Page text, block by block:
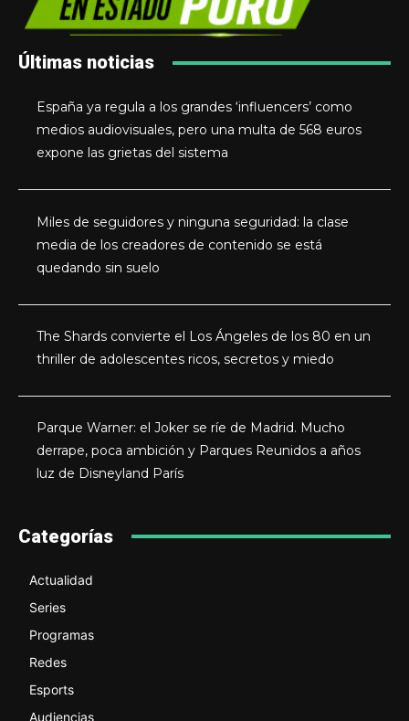
Últimas noticias
España ya regula a los grandes ‘influencers’ como
medios audiovisuales, pero una multa de 568 euros
expone las grietas del sistema
Miles de seguidores y ninguna seguridad: la clase
media de los creadores de contenido se está
quedando sin suelo
The Shards convierte el Los Ángeles de los 80 en un
thriller de adolescentes ricos, secretos y miedo
Parque Warner: el Joker se ríe de Madrid. Mucho
derrape, poca ambición y Parques Reunidos a años
luz de Disneyland París
Categorías
Actualidad
Series
Programas
Redes
Esports
Audiencias